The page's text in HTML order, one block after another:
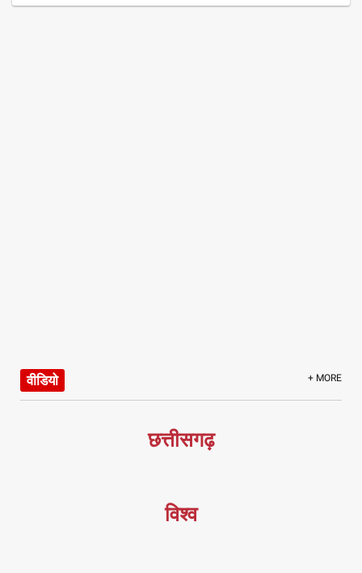
वीडियो + MORE
छत्तीसगढ़
विश्व